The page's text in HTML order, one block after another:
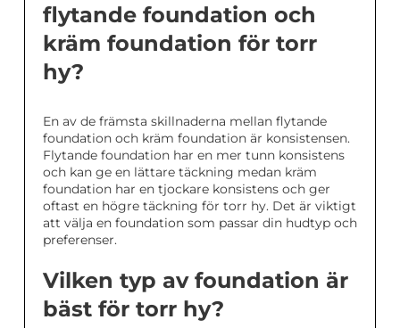
flytande foundation och
kräm foundation för torr
hy?
En av de främsta skillnaderna mellan flytande
foundation och kräm foundation är konsistensen.
Flytande foundation har en mer tunn konsistens
och kan ge en lättare täckning medan kräm
foundation har en tjockare konsistens och ger
oftast en högre täckning för torr hy. Det är viktigt
att välja en foundation som passar din hudtyp och
preferenser.
Vilken typ av foundation är
bäst för torr hy?